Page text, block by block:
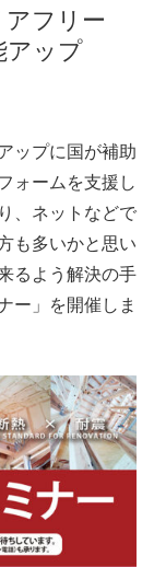
アフリー
アップ
ップに国が補助
ォームを支援し
、ネットなどで
も多いかと思い
るよう解決の手
ー」を開催しま